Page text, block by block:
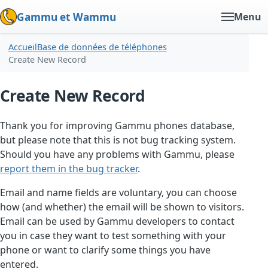
Gammu et Wammu Menu
AccueilBase de données de téléphones
Create New Record
Create New Record
Thank you for improving Gammu phones database,
but please note that this is not bug tracking system.
Should you have any problems with Gammu, please
report them in the bug tracker.
Email and name fields are voluntary, you can choose
how (and whether) the email will be shown to visitors.
Email can be used by Gammu developers to contact
you in case they want to test something with your
phone or want to clarify some things you have
entered.